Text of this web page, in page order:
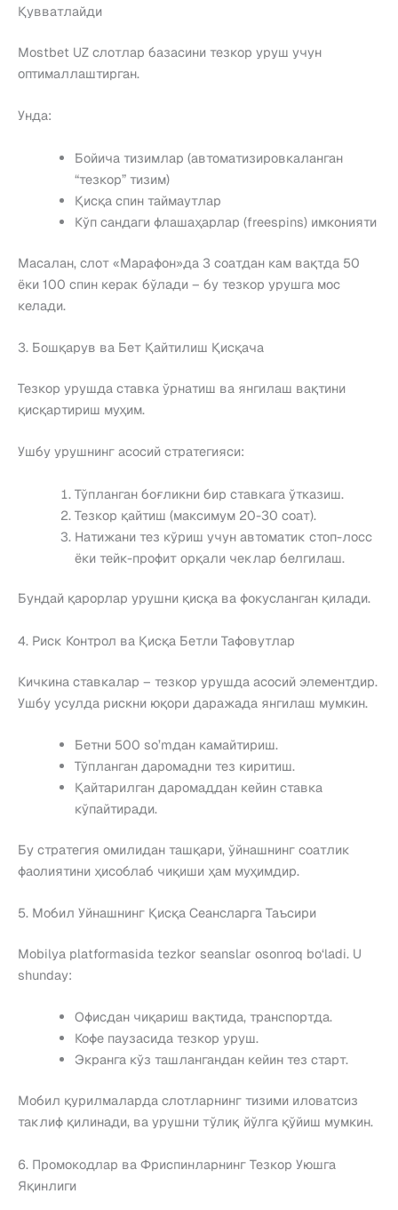
Қувватлайди
Mostbet UZ слотлар базасини тезкор уруш учун
оптималлаштирган.
Унда:
Бойича тизимлар (автоматизировкаланган
“тезкор” тизим)
Қисқа спин таймаутлар
Кўп сандаги флашаҳарлар (freespins) имконияти
Масалан, слот «Марафон»да 3 соатдан кам вақтда 50
ёки 100 спин керак бўлади – бу тезкор урушга мос
келади.
3. Бошқарув ва Бет Қайтилиш Қисқача
Тезкор урушда ставка ўрнатиш ва янгилаш вақтини
қисқартириш муҳим.
Ушбу урушнинг асосий стратегияси:
Тўпланган боғликни бир ставкага ўтказиш.
Тезкор қайтиш (максимум 20-30 соат).
Натижани тез кўриш учун автоматик стоп-лосс
ёки тейк-профит орқали чеклар белгилаш.
Бундай қарорлар урушни қисқа ва фокусланган қилади.
4. Риск Контрол ва Қисқа Бетли Тафовутлар
Кичкина ставкалар – тезкор урушда асосий элементдир.
Ушбу усулда рискни юқори даражада янгилаш мумкин.
Бетни 500 so’mдан камайтириш.
Тўпланган даромадни тез киритиш.
Қайтарилган даромаддан кейин ставка
кўпайтиради.
Бу стратегия омилидан ташқари, ўйнашнинг соатлик
фаолиятини ҳисоблаб чиқиши ҳам муҳимдир.
5. Мобил Уйнашнинг Қисқа Сеансларга Таъсири
Mobilya platformasida tezkor seanslar osonroq bo‘ladi. U
shunday:
Офисдан чиқариш вақтида, транспортда.
Кофе паузасида тезкор уруш.
Экранга кўз ташлангандан кейин тез старт.
Мобил қурилмаларда слотларнинг тизими иловатсиз
таклиф қилинади, ва урушни тўлиқ йўлга қўйиш мумкин.
6. Промокодлар ва Фриспинларнинг Тезкор Уюшга
Яқинлиги